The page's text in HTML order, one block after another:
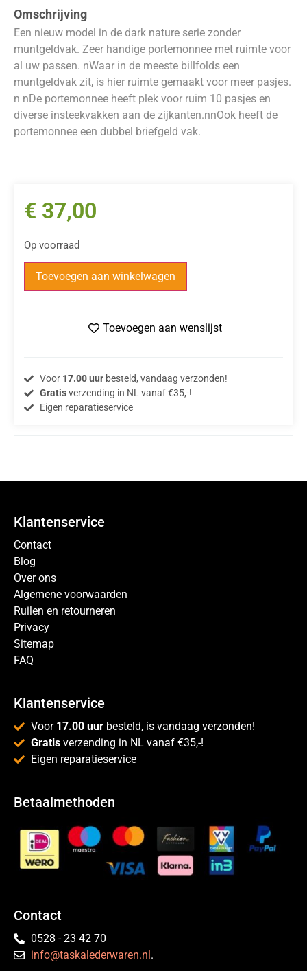
Omschrijving
Een nieuw model in de dark nature serie zonder
muntgeldvak. Zeer handige portemonnee met ruimte voor
al uw passen. nWaar in de meeste billfolds een
muntgeldvak zit, is hier ruimte gemaakt voor meer pasjes.
n nDe portemonnee heeft plek voor ruim 10 pasjes en
diverse insteekvakken aan de zijkanten.nnOok heeft de
portemonnee een dubbel briefgeld vak.
€ 37,00
Op voorraad
Toevoegen aan winkelwagen
Toevoegen aan wenslijst
Voor 17.00 uurbesteld, vandaag verzonden!
Gratisverzending in NL vanaf €35,-!
Eigen reparatieservice
Klantenservice
Contact
Blog
Over ons
Algemene voorwaarden
Ruilen en retourneren
Privacy
Sitemap
FAQ
Klantenservice
Voor 17.00 uur besteld, is vandaag verzonden!
Gratis verzending in NL vanaf €35,-!
Eigen reparatieservice
Betaalmethoden
Contact
0528 - 23 42 70
info@taskalederwaren.nl .